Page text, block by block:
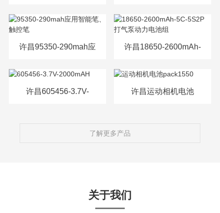
许昌95350-290mah应 许昌18650-2600mAh-
电池组
许昌605456-3.7V- 许昌运动相机电池
了解更多产品
关于我们